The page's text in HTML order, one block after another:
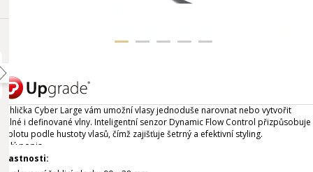
Žehlička Cyber Large vám umožní vlasy jednoduše narovnat nebo vytvořit
volné i definované vlny. Inteligentní senzor Dynamic Flow Control přizpůsobuje
teplotu podle hustoty vlasů, čímž zajišťuje šetrný a efektivní styling.
Celý popis
Vlastnosti: